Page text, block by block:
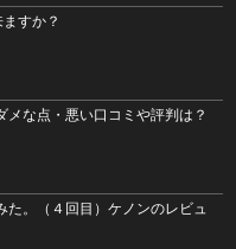
すか？
メな点・悪い口コミや評判は？
た。（４回目）ケノンのレビュ